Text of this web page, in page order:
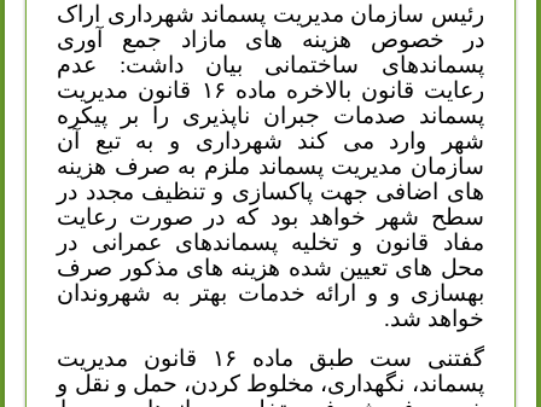
رئیس سازمان مدیریت پسماند شهرداری اراک
در خصوص هزینه های مازاد جمع آوری
پسماندهای ساختمانی بیان داشت: عدم
رعایت قانون بالاخره ماده ۱۶ قانون مدیریت
پسماند صدمات جبران ناپذیری را بر پیکره
شهر وارد می کند شهرداری و به تبع آن
سازمان مدیریت پسماند ملزم به صرف هزینه
های اضافی جهت پاکسازی و تنظیف مجدد در
سطح شهر خواهد بود که در صورت رعایت
مفاد قانون و تخلیه پسماندهای عمرانی در
محل های تعیین شده هزینه های مذکور صرف
بهسازی و و ارائه خدمات بهتر به شهروندان
خواهد شد.
گفتنی ست طبق ماده ۱۶ قانون مدیریت
پسماند، نگهداری، مخلوط کردن، حمل و نقل و